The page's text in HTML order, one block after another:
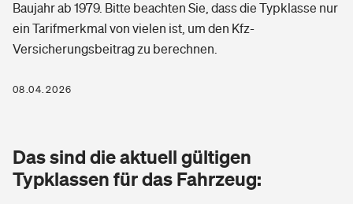
Arbeitsrechtsschutz
Berufshaftpflichtversicherung
Zur Übersicht
Tools
Glasversicherung
Pri­vate Haft­pflicht­
Kinderunfall­ver­si­che­rung
Gesundheit
Private Krankenversicherung
Dread-Disease-Versicherung
Baujahr ab 1979. Bitte beachten Sie, dass die Typklasse nur
ein Tarifmerkmal von vielen ist, um den Kfz-
Versicherungsbeitrag zu berechnen.
08.04.2026
Das sind die aktuell gültigen
Typklassen für das Fahrzeug: